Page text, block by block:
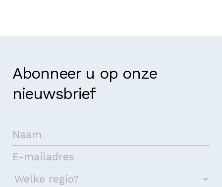
Abonneer u op onze
nieuwsbrief